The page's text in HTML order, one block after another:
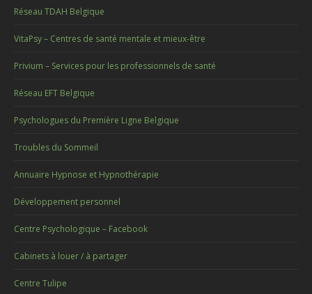
Réseau TDAH Belgique
VitaPsy – Centres de santé mentale et mieux-être
Privium – Services pour les professionnels de santé
Réseau EFT Belgique
Psychologues du Première Ligne Belgique
Troubles du Sommeil
Annuaire Hypnose et Hypnothérapie
Développement personnel
Centre Psychologique – Facebook
Cabinets à louer / à partager
Centre Tulipe